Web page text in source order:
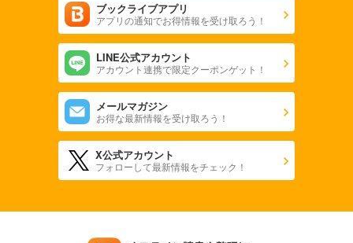
ブックライブアプリ
アプリの通知でお得情報を受け取ろう！
LINE公式アカウント
アカウント連携で限定クーポンゲット！
メールマガジン
お得な最新情報を受け取ろう！
X公式アカウント
フォローして最新情報をチェック！